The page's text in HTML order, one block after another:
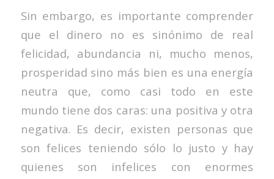
Sin embargo, es importante comprender
que el dinero no es sinónimo de real
felicidad, abundancia ni, mucho menos,
prosperidad sino más bien es una energía
neutra que, como casi todo en este
mundo tiene dos caras: una positiva y otra
negativa. Es decir, existen personas que
son felices teniendo sólo lo justo y hay
quienes son infelices con enormes